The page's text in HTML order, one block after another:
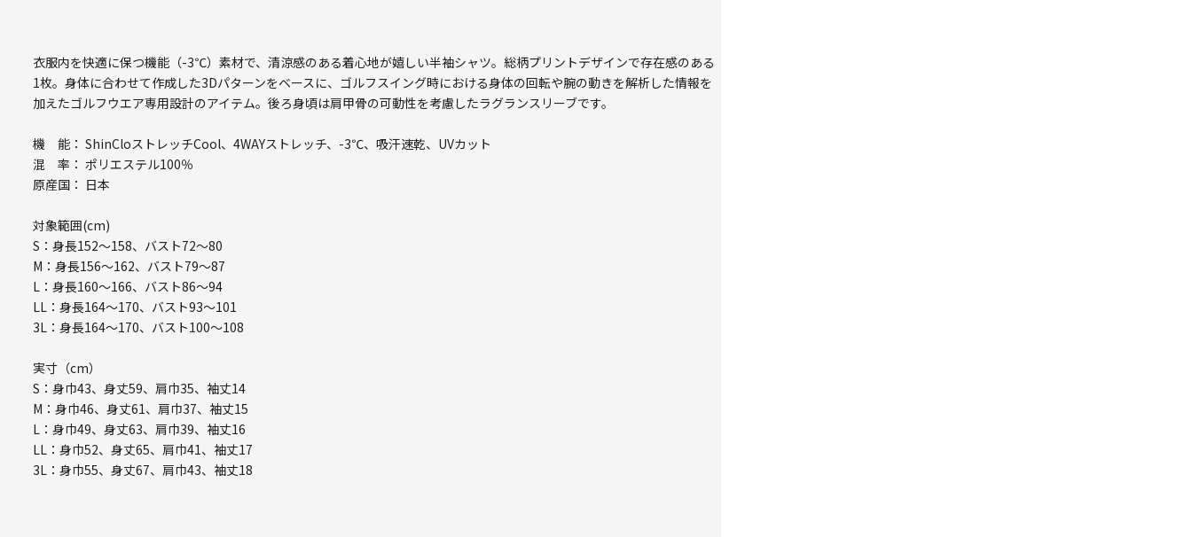
衣服内を快適に保つ機能（-3℃）素材で、清涼感のある着心地が嬉しい半袖シャツ。総柄プリントデザインで存在感のある
1枚。身体に合わせて作成した3Dパターンをベースに、ゴルフスイング時における身体の回転や腕の動きを解析した情報を
加えたゴルフウエア専用設計のアイテム。後ろ身頃は肩甲骨の可動性を考慮したラグランスリーブです。
機 能： ShinCloストレッチCool、4WAYストレッチ、-3℃、吸汗速乾、UVカット
混 率： ポリエステル100％
原産国： 日本
対象範囲(cm)
S：身長152～158、バスト72～80
M：身長156～162、バスト79～87
L：身長160～166、バスト86～94
LL：身長164～170、バスト93～101
3L：身長164～170、バスト100～108
実寸（cm）
S：身巾43、身丈59、肩巾35、袖丈14
M：身巾46、身丈61、肩巾37、袖丈15
L：身巾49、身丈63、肩巾39、袖丈16
LL：身巾52、身丈65、肩巾41、袖丈17
3L：身巾55、身丈67、肩巾43、袖丈18